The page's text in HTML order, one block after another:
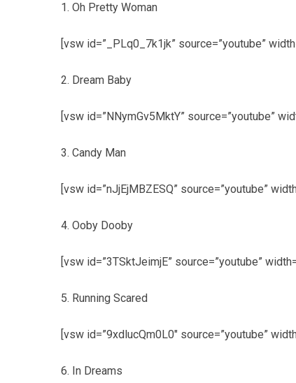
1. Oh Pretty Woman
[vsw id=”_PLq0_7k1jk” source=”youtube”
2. Dream Baby
[vsw id=”NNymGv5MktY” source=”youtube”
3. Candy Man
[vsw id=”nJjEjMBZESQ” source=”youtube”
4. Ooby Dooby
[vsw id=”3TSktJeimjE” source=”youtube”
5. Running Scared
[vsw id=”9xdlucQm0L0″ source=”youtube”
6. In Dreams